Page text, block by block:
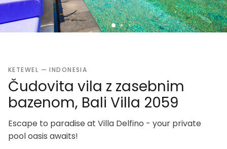
KETEWEL — INDONESIA
Čudovita vila z zasebnim
bazenom, Bali Villa 2059
Escape to paradise at Villa Delfino - your private
pool oasis awaits!